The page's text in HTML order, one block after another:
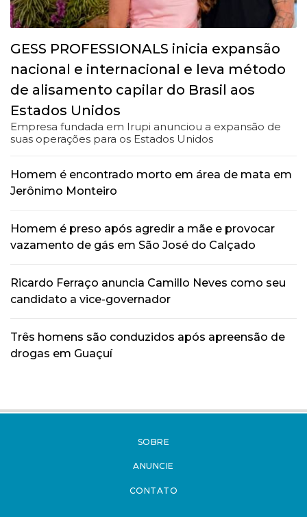
GESS PROFESSIONALS inicia expansão
nacional e internacional e leva método
de alisamento capilar do Brasil aos
Estados Unidos
Empresa fundada em Irupi anunciou a expansão de
suas operações para os Estados Unidos
Homem é encontrado morto em área de mata em
Jerônimo Monteiro
Homem é preso após agredir a mãe e provocar
vazamento de gás em São José do Calçado
Ricardo Ferraço anuncia Camillo Neves como seu
candidato a vice-governador
Três homens são conduzidos após apreensão de
drogas em Guaçuí
SOBRE
ANUNCIE
CONTATO